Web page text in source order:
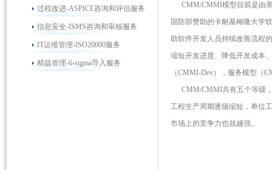
过程改进-ASPICE咨询和评估服务
信息安全-ISMS咨询和审核服务
IT运维管理-ISO20000服务
精益管理-6-sigma导入服务
CMM/CMMI模型目前是由
国防部赞助的卡耐基梅隆大学
助软件开发人员持续改善流程
缩短开发进度、降低开发成本
（CMMI-Dev），服务模型（
CMM/CMMI共有五个等级，
工程生产周期逐级缩短，单位
市场上的竞争力也就越强。